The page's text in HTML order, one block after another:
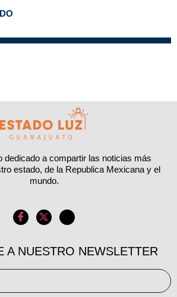
dedicado a compartir las noticias más
estado, de la Republica Mexicana y el
mundo.
A NUESTRO NEWSLETTER